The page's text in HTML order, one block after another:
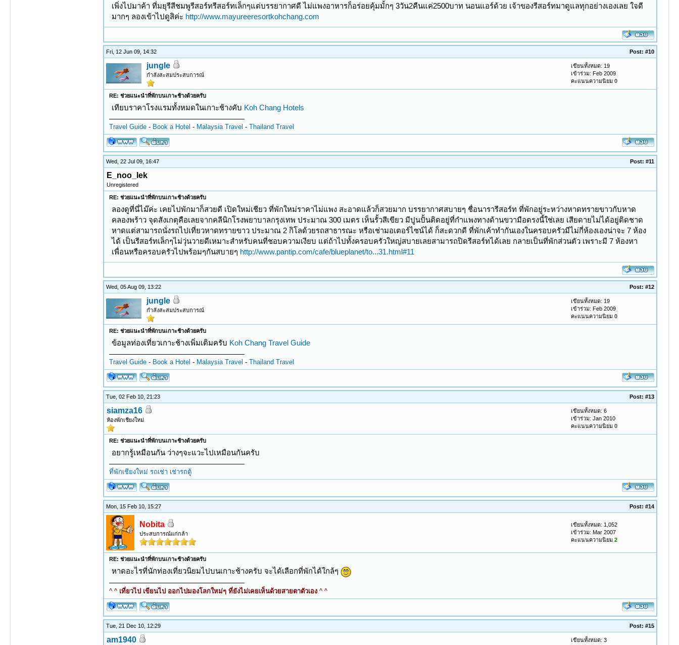
เพิ่งไปมาค้า ที่มยุรีสีชมพูรีสอร์ทรีสอร์ทเล็กๆแต่บรรยากาศดี ไม่แพงอาหารก็อร่อยคุ้มมั้กๆ 3วัน2คืนแค่2500บาท นอนแอร์ด้วย เจ้าของรีสอร์ทมาดูแลทุกอย่างเองเลย ใจดี
มากๆ ลองเข้าไปดูสิค่ะ http://www.mayureeresortkohchang.com
Fri, 12 Jun 09, 14:32 Post:#10
jungle
กำลังสะสมประสบการณ์
เขียนทั้งหมด: 19
เข้าร่วม: Feb 2009
คะแนนความนิยม0
RE: ช่วยแนะนำที่พักบนเกาะช้างด้วยครับ
เทียบราคาโรงแรมทั้งหมดในเกาะช้างคับ Koh Chang Hotels
Travel Guide - Book a Hotel - Malaysia Travel -Thailand Travel
Wed, 22 Jul 09, 16:47 Post:#11
E_noo_lek
Unregistered
RE: ช่วยแนะนำที่พักบนเกาะช้างด้วยครับ
ลองดูที่นี่ไม๊ค่ะ เคยไปพักมาก็สวยดี เปิดใหม่เชียว ที่พักใหม่ราคาไม่แพง สะอาดแล้วก็สวยมาก บรรยากาศสบายๆ ชื่อนารารีสอร์ท ที่พักอยู่ระหว่างหาดทรายขาวกับหาด
คลองพร้าว จุดสังเกตุคือเลยจากคลีนิกโรงพยาบาลกรุงเทพ ประมาณ 300 เมตร เห็นรั้วสีเขียว มีปูนปั้นติดอยู่ที่กำแพงทางด้านขวามือตรงนี้ใช่เลย เสียดายไม่ได้อยู่ติดชาด
หาดแต่สามารถนั่งรถไปเที่ยวหาดทรายขาว ประมาณ 2 กิโลด้วยรถสาธารณะ หรือเช่ามอเตอร์ไซน์ได้ ก็สะดวกดี ที่พักเค้าทำกันเองในครอบครัวมีไม่กี่ห้องเองน่าจะ 7 ห้อง
ได้ เป็นรีสอร์ทเล็กๆไม่วุ่นวายดีเหมาะสำหรับคนที่ชอบความเงียบ แต่ถ้าไปทั้งครอบครัวใหญ่สบายเลยสามารถปิดรีสอร์ทได้เลย กลายเป็นที่พักส่วนตัว เพราะมี 7 ห้องหา
เพื่อนหรือครอบครัวไปพร้อมๆกันสบายๆ http://www.pantip.com/cafe/blueplanet/to...31.html#11
Wed, 05 Aug 09, 13:22 Post:#12
jungle
กำลังสะสมประสบการณ์
เขียนทั้งหมด: 19
เข้าร่วม: Feb 2009
คะแนนความนิยม0
RE: ช่วยแนะนำที่พักบนเกาะช้างด้วยครับ
ข้อมูลท่องเที่ยวเกาะช้างเพิ่มเติมครับ Koh Chang Travel Guide
Travel Guide - Book a Hotel - Malaysia Travel -Thailand Travel
Tue, 02 Feb 10, 21:23 Post:#13
siamza16
ห้องพักเชียงใหม่
เขียนทั้งหมด: 6
เข้าร่วม: Jan 2010
คะแนนความนิยม0
RE: ช่วยแนะนำที่พักบนเกาะช้างด้วยครับ
อยากรู้เหมือนกัน ว่างๆจะแวะไปเหมือนกันครับ
ที่พักเชียงใหม่ รถเช่า เช่ารถตู้
Mon, 15 Feb 10, 15:27 Post:#14
Nobita
ประสบการณ์แก่กล้า
เขียนทั้งหมด: 1,052
เข้าร่วม: Mar 2007
คะแนนความนิยม2
RE: ช่วยแนะนำที่พักบนเกาะช้างด้วยครับ
หาดอะไรที่นักท่องเที่ยวนิยมไปบนเกาะช้างครับ จะได้เลือกที่พักได้ใกล้ๆ
^ ^ เที่ยวไป เขียนไป ออกไปมองโลกใหม่ๆ ที่ยังไม่เคยเห็นด้วยสายตาตัวเอง ^ ^
Tue, 21 Dec 10, 12:29 Post:#15
am1940
เขียนทั้งหมด: 3